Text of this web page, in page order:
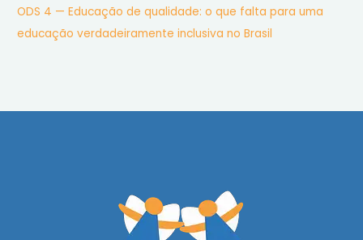
ODS 4 — Educação de qualidade: o que falta para uma
educação verdadeiramente inclusiva no Brasil